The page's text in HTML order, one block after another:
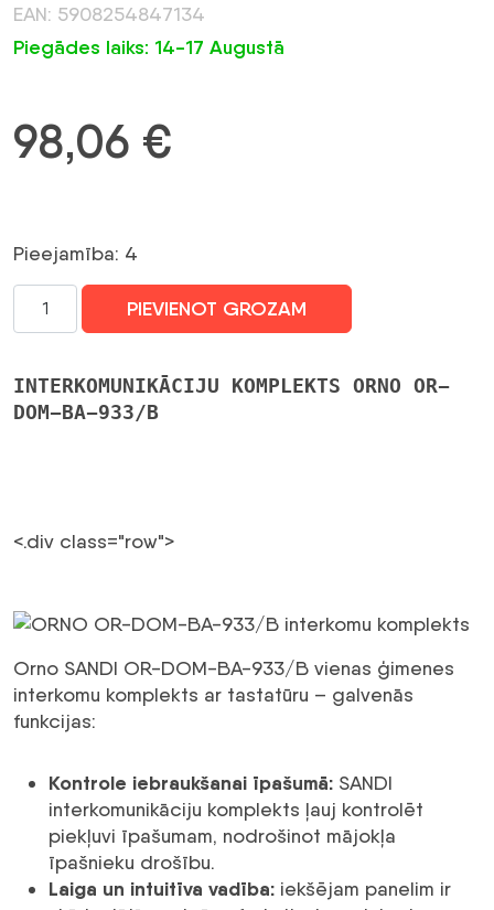
EAN: 5908254847134
Piegādes laiks: 14-17 Augustā
98,06 €
Pieejamība: 4
ORNO
OR-
BA-
933/B
PIEVIENOT GROZAM
INTERKOMUNIKĀCIJU KOMPLEKTS ORNO OR-
DOM-BA-933/B
<.div class="row">
Orno SANDI OR-DOM-BA-933/B vienas ģimenes
interkomu komplekts ar tastatūru – galvenās
funkcijas:
Kontrole iebraukšanai īpašumā: SANDI
interkomunikāciju komplekts ļauj kontrolēt
piekļuvi īpašumam, nodrošinot mājokļa
īpašnieku drošību.
Laiga un intuitīva vadība: iekšējam panelim ir